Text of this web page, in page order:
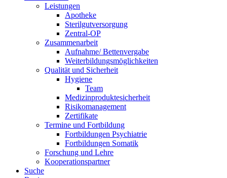
Leistungen
Apotheke
Sterilgutversorgung
Zentral-OP
Zusammenarbeit
Aufnahme/ Bettenvergabe
Weiterbildungsmöglichkeiten
Qualität und Sicherheit
Hygiene
Team
Medizinproduktesicherheit
Risikomanagement
Zertifikate
Termine und Fortbildung
Fortbildungen Psychiatrie
Fortbildungen Somatik
Forschung und Lehre
Kooperationspartner
Suche